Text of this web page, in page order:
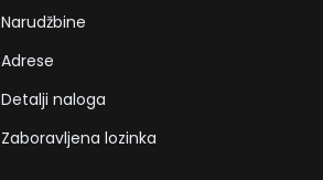
Narudžbine
Adrese
Detalji naloga
Zaboravljena lozinka